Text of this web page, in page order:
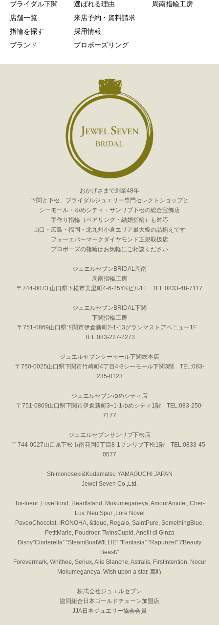
ブライダル下関
店舗一覧
指輪を探す
ブランド
選ばれる理由
来店予約・資料請求
採用情報
プロポーズリング
周南指輪工房
おかげさまで創業48年
下関と下松、ブライダルジュエリー専門セレクトショップと
シーモール・ゆめシティ・サンリブ下松の総合宝飾店
手作り指輪（ペアリング・結婚指輪）も対応
山口・広島・福岡・北九州小倉エリア最大級の品揃えです
フォーエバーマークダイヤモンド正規取扱店
プロポーズの指輪はお気軽にご相談ください
ジュエルセブンBRIDAL周南
周南指輪工房
〒744-0073 山口県下松市美里町4-6-25YKビル1F TEL:0833-48-7117
ジュエルセブンBRIDAL下関
下関指輪工房
〒751-0869山口県下関市伊倉新町2-1-13グランマストアベニュー1F
TEL:083-227-2273
ジュエルセブンシーモール下関総本店
〒750-0025山口県下関市竹崎町4丁目4-8シーモール下関3階 TEL:083-
235-0123
ジュエルセブンゆめシティ店
〒751-0869山口県下関市伊倉新町3−1-1ゆめシティ1階 TEL:083-250-
7177
ジュエルセブンサンリブ下松店
〒744-0027山口県下松市南花岡6丁目8-1サンリブ下松1階 TEL:0833-45-
0577
Shimonoseki&Kudamatsu YAMAGUCHI JAPAN
Jewel Seven Co.,Ltd.
Toi-lueur ,LoveBond, HeartIsland, Mokumeganeya, AmourAmulet, Cher-
Luv, Neu Spur ,Lore Novel
PaveoChocotat, IRONOHA, &tique, Regalo, SaintPure, SomethingBlue,
PetitMarie, Poudroer, TwinsCupid, Anelli di Ginza
Disny”Cinderella” ”SteamBoatWILLIE” ”Fantasia” “Rapunzel” \"Beauty
Beast\"
Forevermark, Whithee, Seriux, Alie Blanche, Astralis, FirstIntention, Nocur
Mokumeganeya, Wish upon a star, 萬時
株式会社ジュエルセブン
協同組合日本ゴールドチェーン加盟店
JJA日本ジュエリー協会会員